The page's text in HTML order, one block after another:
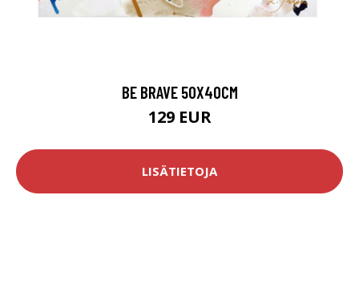
BE BRAVE 50X40CM
129 EUR
LISÄTIETOJA